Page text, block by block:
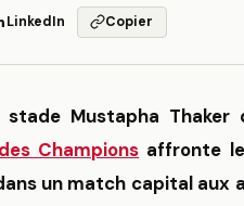
LinkedIn Copier
stade Mustapha Thaker
Champions affronte
un match capital aux